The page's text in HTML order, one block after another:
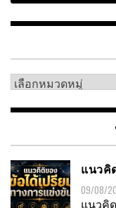
เลือก
หมู่
แนวคิ
09/08/
แนวคิ